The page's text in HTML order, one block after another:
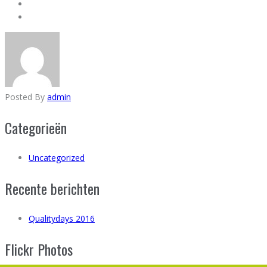
Posted By admin
Categorieën
Uncategorized
Recente berichten
Qualitydays 2016
Flickr Photos